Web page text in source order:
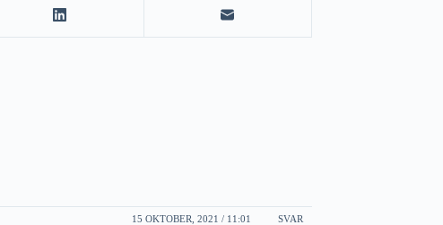
15 OKTOBER, 2021 / 11:01 SVAR